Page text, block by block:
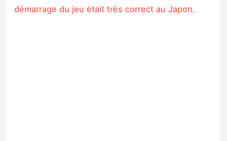
démarrage du jeu était très correct au Japon.